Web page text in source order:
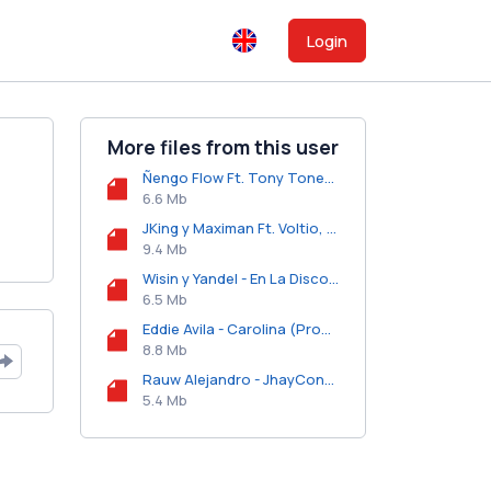
Login
More files from this user
Ñengo Flow Ft. Tony Tones, Yaga y Mackie, Arcangel y LT El Unico - Me Compre Un Full (Remix).mp3
6.6 Mb
JKing y Maximan Ft. Voltio, De La Ghetto y Yomo - Beso En La Boca (Remix).mp3
9.4 Mb
Wisin y Yandel - En La Disco Bailoteo.mp3
6.5 Mb
Eddie Avila - Carolina (Prod. By Predicador).mp3
8.8 Mb
Rauw Alejandro - JhayConflei (Tiraera 2 a Jhay Cortez).mp3
5.4 Mb